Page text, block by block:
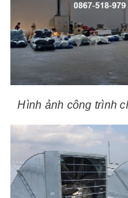
Hình ảnh công trình